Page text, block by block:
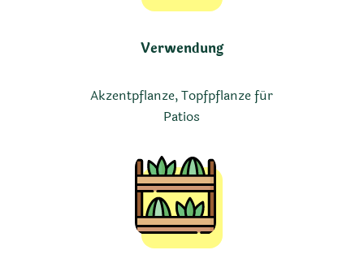
Verwendung
Akzentpflanze, Topfpflanze für
Patios